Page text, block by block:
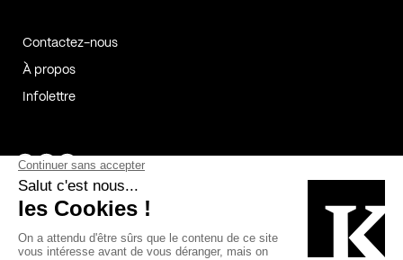
Contactez-nous
À propos
Infolettre
Page Facebook de Kollectif
Page Instagram de Kollectif
Page Linkedin de Kollectif